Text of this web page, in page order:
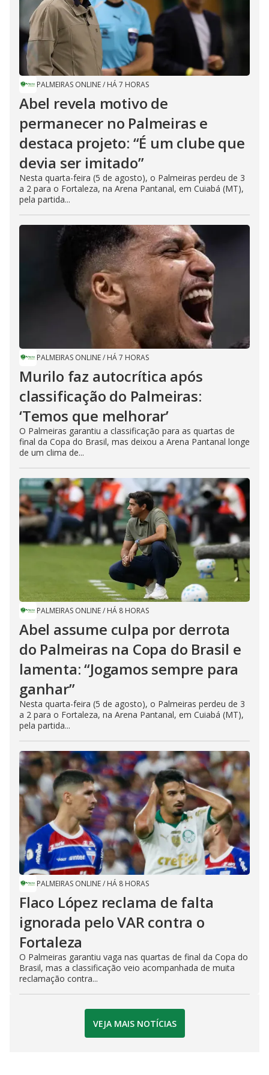
PALMEIRAS ONLINE/ HÁ 7 HORAS
Abel revela motivo de
permanecer no Palmeiras e
destaca projeto: “É um clube que
devia ser imitado”
Nesta quarta-feira (5 de agosto), o Palmeiras perdeu de 3
a 2 para o Fortaleza, na Arena Pantanal, em Cuiabá (MT),
pela partida...
PALMEIRAS ONLINE/ HÁ 7 HORAS
Murilo faz autocrítica após
classificação do Palmeiras:
‘Temos que melhorar’
O Palmeiras garantiu a classificação para as quartas de
final da Copa do Brasil, mas deixou a Arena Pantanal longe
de um clima de...
PALMEIRAS ONLINE/ HÁ 8 HORAS
Abel assume culpa por derrota
do Palmeiras na Copa do Brasil e
lamenta: “Jogamos sempre para
ganhar”
Nesta quarta-feira (5 de agosto), o Palmeiras perdeu de 3
a 2 para o Fortaleza, na Arena Pantanal, em Cuiabá (MT),
pela partida...
PALMEIRAS ONLINE/ HÁ 8 HORAS
Flaco López reclama de falta
ignorada pelo VAR contra o
Fortaleza
O Palmeiras garantiu vaga nas quartas de final da Copa do
Brasil, mas a classificação veio acompanhada de muita
reclamação contra...
VEJA MAIS NOTÍCIAS